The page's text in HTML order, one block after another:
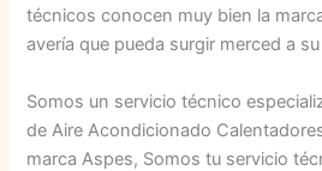
técnicos conocen muy bien la
avería que pueda surgir merced a
Somos un servicio técnico
de Aire Acondicionado
marca Aspes, Somos tu servicio